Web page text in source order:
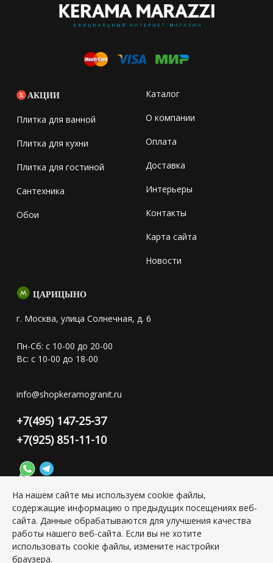
АКЦИИ
Плитка для ванной
Плитка для кухни
Плитка для гостиной
Сантехника
Обои
Каталог
О компании
Оплата
Доставка
Интерьеры
Контакты
Карта сайта
Новости
ЦАРИЦЫНО
г. Москва, улица Солнечная, д. 6
Пн-Сб: с 10-00 до 20-00
Вс: с 10-00 до 18-00
info@shopkeramogranit.ru
+7(495) 147-25-37
+7(925) 851-11-10
Конфиденциальность персональной информации
Copyright © 2026 ИП Григорьян Юлия Сергеевна, ИНН:
501703338416
На нашем сайте мы используем cookie файлы,
содержащие информацию о предыдущих посещениях веб-
сайта. Данные обрабатываются для улучшения качества
работы нашего веб-сайта. Если вы не хотите
использовать cookie файлы, измените настройки
браузера.